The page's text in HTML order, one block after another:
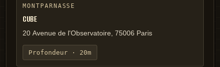
MONTPARNASSE
CUBE
20 Avenue de l'Observatoire, 75006 Paris
Profondeur · 20m